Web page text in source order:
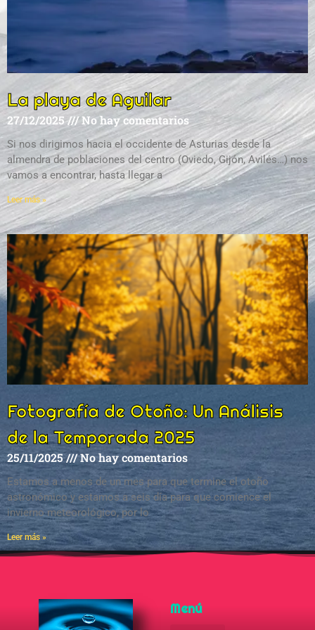
La playa de Aguilar
27/12/2025 No hay comentarios
Si nos dirigimos hacia el occidente de Asturias desde la
almendra de poblaciones del centro (Oviedo, Gijón, Avilés…) nos
vamos a encontrar, hasta llegar a
Leer más »
Fotografía de Otoño: Un Análisis
de la Temporada 2025
25/11/2025 No hay comentarios
Estamos a menos de un mes para que termine el otoño
astronómico y estamos a seis día para que comience el
invierno meteorológico, por lo
Leer más »
Menú